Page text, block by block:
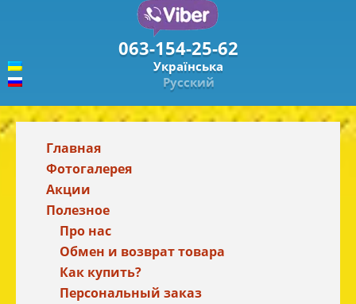
063-154-25-62
Українська
Русский
Главная
Фотогалерея
Акции
Полезное
Про нас
Обмен и возврат товара
Как купить?
Персональный заказ